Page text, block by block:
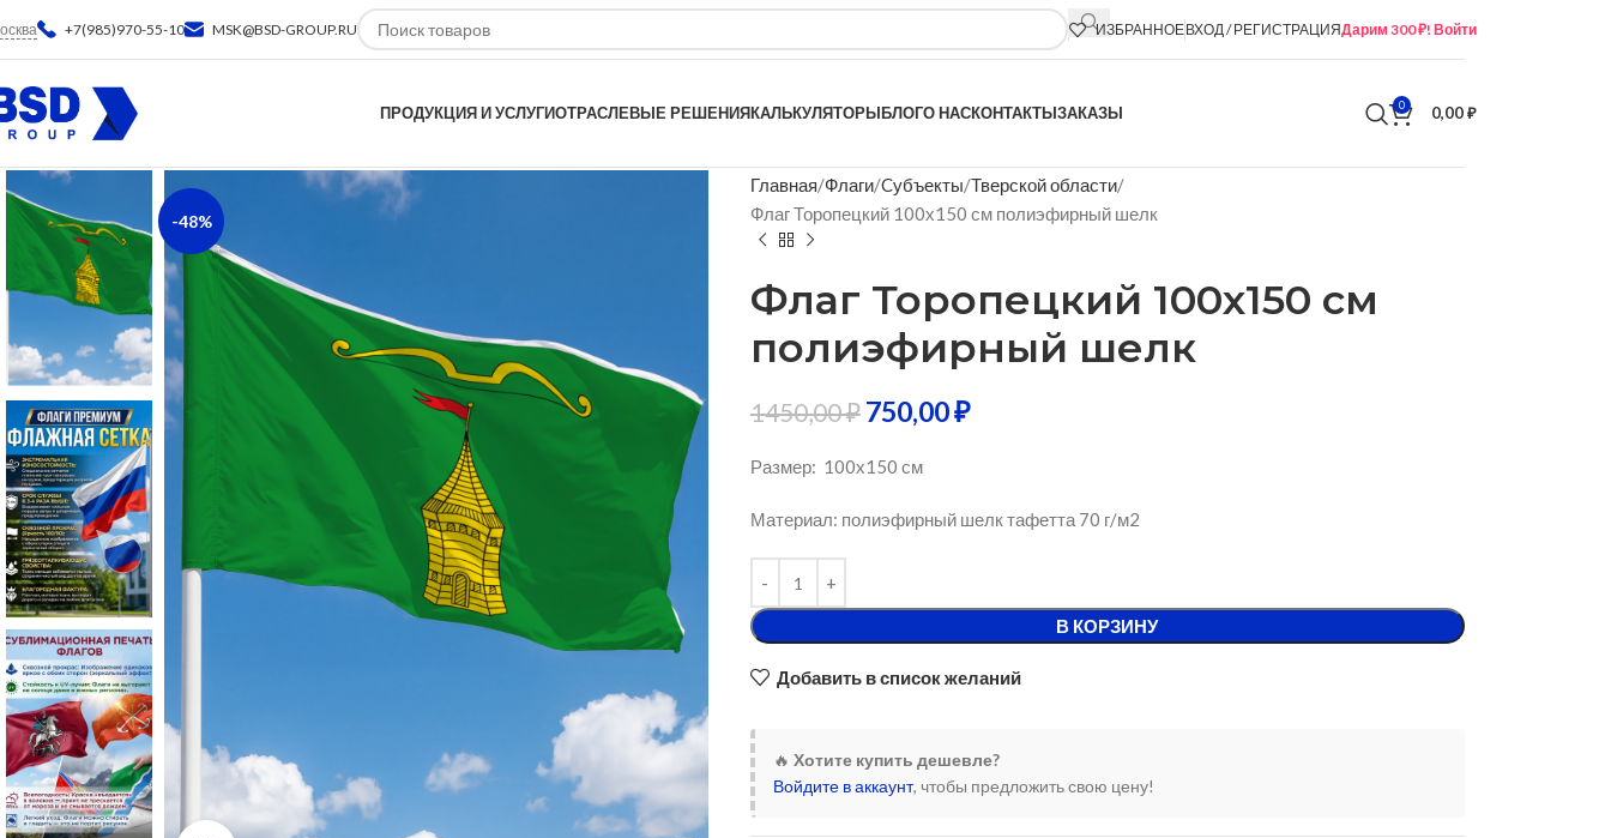
+7(985)970-55-10 MSK@BSD-GROUP.RU ИЗБРАННОЕВХОД / РЕГИСТРАЦИЯДарим 300 ₽! Войти
ПРОДУКЦИЯ И УСЛУГИОТРАСЛЕВЫЕ РЕШЕНИЯКАЛЬКУЛЯТОРЫБЛОГО НАСКОНТАКТЫЗАКАЗЫ 0 0,00₽
-48%
Главная Флаги Cубъекты Тверской области
Флаг Торопецкий 100х150 см полиэфирный шелк
Флаг Торопецкий 100х150 см
полиэфирный шелк
1450,00₽ 750,00₽
Размер: 100х150 см
Материал: полиэфирный шелк тафетта 70 г/м2
В КОРЗИНУ
Добавить в список желаний
🔥 Хотите купить дешевле?
Войдите в аккаунт, чтобы предложить свою цену!